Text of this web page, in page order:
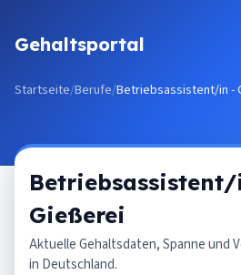
Gehaltsportal
Startseite/Berufe/Betriebsassistent/in -
Gießerei
Aktuelle Gehaltsdaten, Spanne und
in Deutschland.